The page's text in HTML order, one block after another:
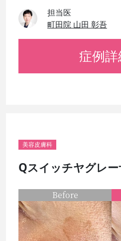
担当医
町田院 山田 彰吾
症例
美容皮膚科
Qスイッチヤグレ
Before